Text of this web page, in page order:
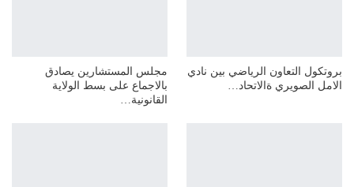
بروتكول التعاون الرياضي بين نادي
الامل الصويري ةالاتحاد…
مجلس المستشارين يصادق
بالاجماع على بسط الولاية
القانونية…